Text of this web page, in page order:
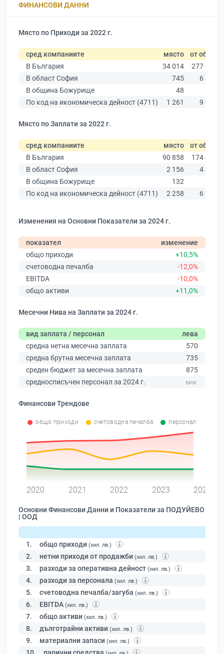
ФИНАНСОВИ ДАННИ
Място по Приходи за 2022 г.
сред компаниите място от общо
В България
34 014
277 019
В област София
745
6 415
В община Божурище
48
290
По код на икономическа дейност (4711)
1 261 9 025
Място по Заплати за 2022 г.
сред компаниите място от общо
В България
90 858
174 403
В област София
2 156
4 439
В община Божурище
132
213
По код на икономическа дейност (4711)
2 258 6 773
Изменения на Основни Показатели за 2024 г.
показател
изменение
общо приходи
+10,5%
счетоводна печалба
-12,0%
EBITDA
-10,0%
общо активи
+11,0%
Месечни Нива на Заплати за 2024 г.
вид заплата / персонал
лева
средна нетна месечна заплата
570
средна брутна месечна заплата
735
среден бюджет за месечна заплата
875
средносписъчен персонал за 2024 г.
Финансови Трендове
общо приходи счетоводна печалба персонал
2020 2021 2022 2023 2024
Основни Финансови Данни и Показатели за ПОДУЙЕВО
| ООД
1. общо приходи (хил. лв.)
2. нетни приходи от продажби (хил. лв.)
3. разходи за оперативна дейност (хил. лв.)
4. разходи за персонала (хил. лв.)
5. счетоводна печалба/загуба (хил. лв.)
6. EBITDA (хил. лв.)
7. общо активи (хил. лв.)
8. дълготрайни активи (хил. лв.)
9. материални запаси (хил. лв.)